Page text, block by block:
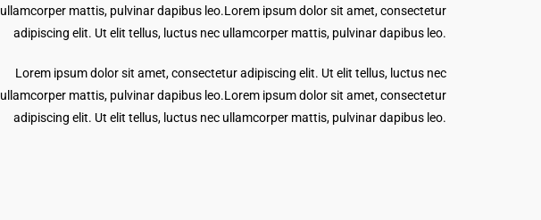
ullamcorper mattis, pulvinar dapibus leo.Lorem ipsum dolor sit amet, consectetur
adipiscing elit. Ut elit tellus, luctus nec ullamcorper mattis, pulvinar dapibus leo.
Lorem ipsum dolor sit amet, consectetur adipiscing elit. Ut elit tellus, luctus nec
ullamcorper mattis, pulvinar dapibus leo.Lorem ipsum dolor sit amet, consectetur
adipiscing elit. Ut elit tellus, luctus nec ullamcorper mattis, pulvinar dapibus leo.